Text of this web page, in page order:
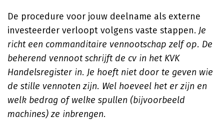
De procedure voor jouw deelname als externe
investeerder verloopt volgens vaste stappen. Je
richt een commanditaire vennootschap zelf op. De
beherend vennoot schrijft de cv in het KVK
Handelsregister in. Je hoeft niet door te geven wie
de stille vennoten zijn. Wel hoeveel het er zijn en
welk bedrag of welke spullen (bijvoorbeeld
machines) ze inbrengen.